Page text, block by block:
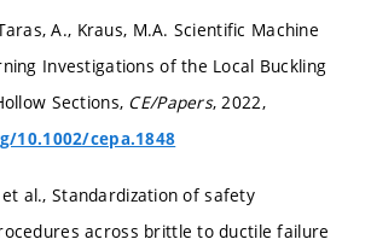
A., Kraus, M.A. Scientific Machine
Investigations of the Local Buckling
Sections, CE/Papers, 2022,
10.1002/cepa.1848
al., Standardization of safety
across brittle to ductile failure